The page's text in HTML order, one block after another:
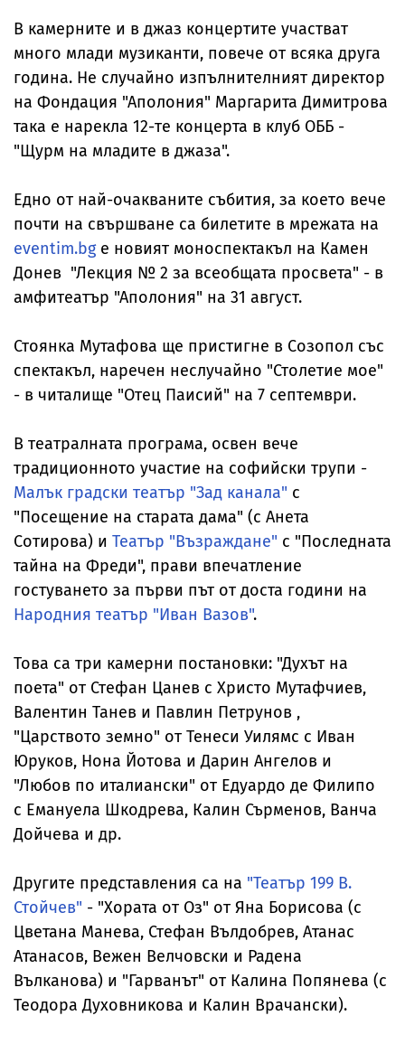
В камерните и в джаз концертите участват
много млади музиканти, повече от всяка друга
година. Не случайно изпълнителният директор
на Фондация "Аполония" Маргарита Димитрова
така е нарекла 12-те концерта в клуб ОББ -
"Щурм на младите в джаза".
Едно от най-очакваните събития, за което вече
почти на свършване са билетите в мрежата на
eventim.bgе новият моноспектакъл на Камен
Донев "Лекция № 2 за всеобщата просвета" - в
амфитеатър "Аполония" на 31 август.
Стоянка Мутафова ще пристигне в Созопол със
спектакъл, наречен неслучайно "Столетие мое"
- в читалище "Отец Паисий" на 7 септември.
В театралната програма, освен вече
традиционното участие на софийски трупи -
Малък градски театър "Зад канала" с
"Посещение на старата дама" (с Анета
Сотирова) и Театър "Възраждане" с "Последната
тайна на Фреди", прави впечатление
гостуването за първи път от доста години на
Народния театър "Иван Вазов".
Това са три камерни постановки: "Духът на
поета" от Стефан Цанев с Христо Мутафчиев,
Валентин Танев и Павлин Петрунов ,
"Царството земно" от Тенеси Уилямс с Иван
Юруков, Нона Йотова и Дарин Ангелов и
"Любов по италиански" от Едуардо де Филипо
с Емануела Шкодрева, Калин Сърменов, Ванча
Дойчева и др.
Другите представления са на "Театър 199 В.
Стойчев" - "Хората от Оз" от Яна Борисова (с
Цветана Манева, Стефан Вълдобрев, Атанас
Атанасов, Вежен Велчовски и Радена
Вълканова) и "Гарванът" от Калина Попянева (с
Теодора Духовникова и Калин Врачански).